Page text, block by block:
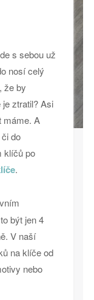
s sebou už
nosí celý
že by
ztratil? Asi
máme. A
do
klíčů po
.
být jen 4
V naší
na klíče od
nebo